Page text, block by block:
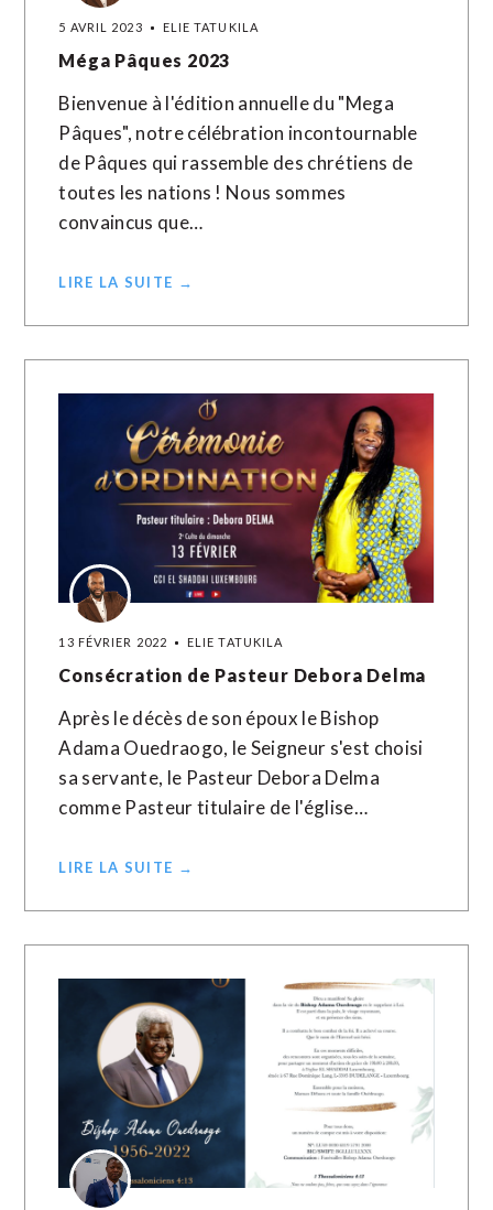
5 AVRIL 2023 ELIE TATUKILA
Méga Pâques 2023
Bienvenue à l'édition annuelle du "Mega
Pâques", notre célébration incontournable
de Pâques qui rassemble des chrétiens de
toutes les nations ! Nous sommes
convaincus que…
LIRE LA SUITE →
13 FÉVRIER 2022 ELIE TATUKILA
Consécration de Pasteur Debora Delma
Après le décès de son époux le Bishop
Adama Ouedraogo, le Seigneur s'est choisi
sa servante, le Pasteur Debora Delma
comme Pasteur titulaire de l'église…
LIRE LA SUITE →